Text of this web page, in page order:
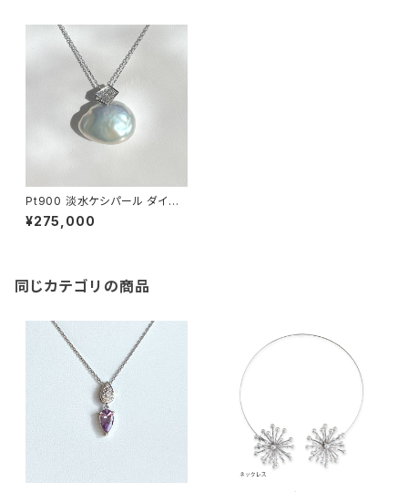
Pt900 淡水ケシパール ダイヤ
モンド ペンダントヘッド
¥275,000
同じカテゴリの商品